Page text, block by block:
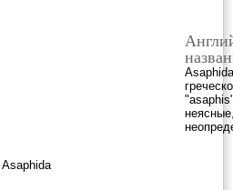
Asaphida